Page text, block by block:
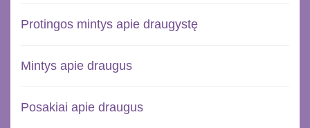
Protingos mintys apie draugystę
Mintys apie draugus
Posakiai apie draugus